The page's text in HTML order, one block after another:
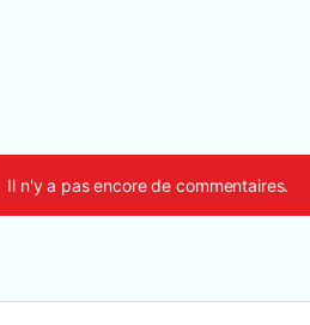
Il n'y a pas encore de commentaires.